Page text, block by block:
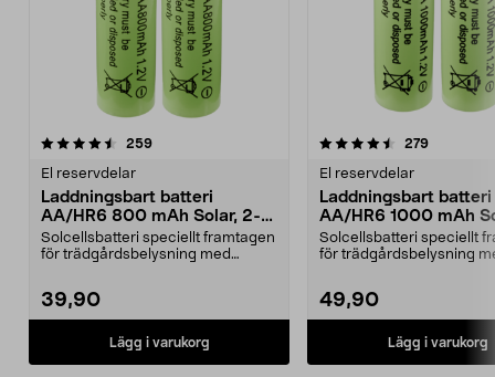
259recensioner
El reservdelar
Laddningsbart batteri
AA/HR6 800 mAh Solar, 2-
pack
Solcellsbatteri speciellt framtagen
för trädgårdsbelysning med
39,90
Lägg i varukorg
4.5 av 5 stjärnor 279
El reservdelar
Laddningsbart batteri
AA/HR6 1000 mAh
pack
Solcellsbatteri speciellt
för trädgårdsbelysning
49,90
Lägg i varukorg
4.5 av 5 stjärnor